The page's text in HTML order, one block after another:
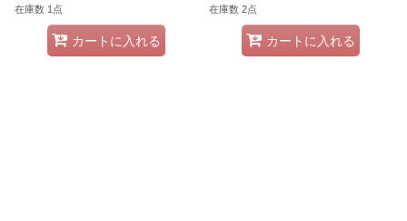
在庫数 1点
カートに入れる
在庫数 2点
カートに入れる